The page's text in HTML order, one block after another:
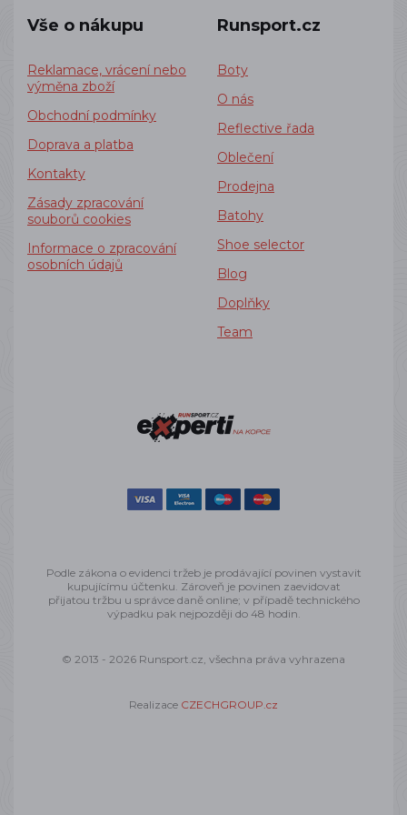
Vše o nákupu
Reklamace, vrácení nebo
výměna zboží
Obchodní podmínky
Doprava a platba
Kontakty
Zásady zpracování
souborů cookies
Informace o zpracování
osobních údajů
Runsport.cz
Boty
O nás
Reflective řada
Oblečení
Prodejna
Batohy
Shoe selector
Blog
Doplňky
Team
Podle zákona o evidenci tržeb je prodávající povinen vystavit
kupujícímu účtenku. Zároveň je povinen zaevidovat
přijatou tržbu u správce daně online; v případě technického
výpadku pak nejpozději do 48 hodin.
© 2013 - 2026 Runsport.cz, všechna práva vyhrazena
Realizace CZECHGROUP.cz